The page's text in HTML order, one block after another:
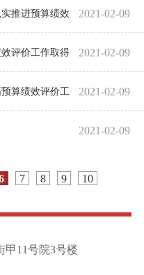
2021-02-09
推进预算绩效
2021-02-09
评价工作取得
2021-02-09
算绩效评价工
2021-02-09
7 8 9 10
甲11号院3号楼